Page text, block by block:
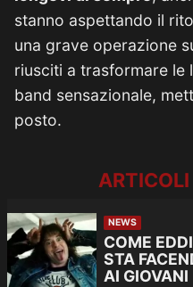
stanno aspettando il
una grave operazione
riusciti a trasformare le
band sensazionale,
posto.
ARTICOLI
NEWS
COME
STA
AI GIOVANI